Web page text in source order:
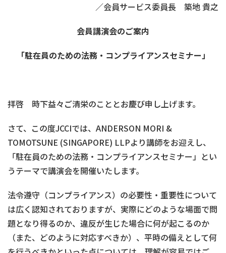
／会員サービス委員長 築地 貴之
会員講演会のご案内
「駐在員のための法務・コンプライアンスセミナー」
拝啓 時下益々ご清栄のこととお慶び申し上げます。
さて、この度JCCIでは、ANDERSON MORI &
TOMOTSUNE (SINGAPORE) LLPより講師をお迎えし、
「駐在員のための法務・コンプライアンスセミナー」とい
うテーマで講演会を開催いたします。
法令遵守（コンプライアンス）の必要性・重要性について
は広く認知されておりますが、実際にどのような場面で問
題となり得るのか、違反が生じた場合に何が起こるのか
（また、どのように対応すべきか）、平時の備えとして何